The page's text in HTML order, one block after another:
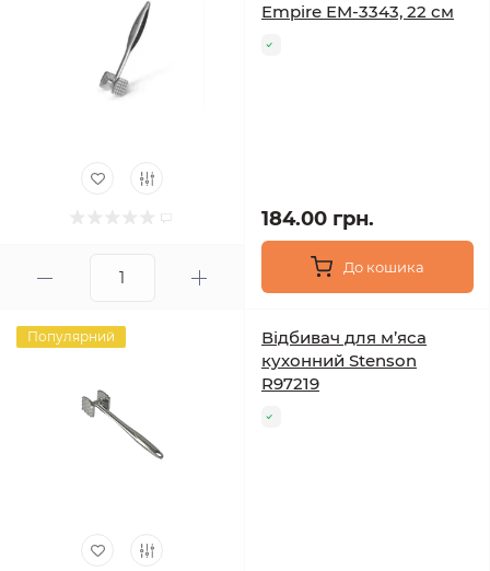
Empire EM-3343, 22 см
184.00 грн.
До кошика
Популярний
Відбивач для м’яса
кухонний Stenson
R97219